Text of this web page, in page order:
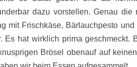
dazu vorstellen. Genau die
mit Frischkäse, Bärlauchpesto und
Es hat wirklich prima geschmeckt.
Brösel obenauf auf